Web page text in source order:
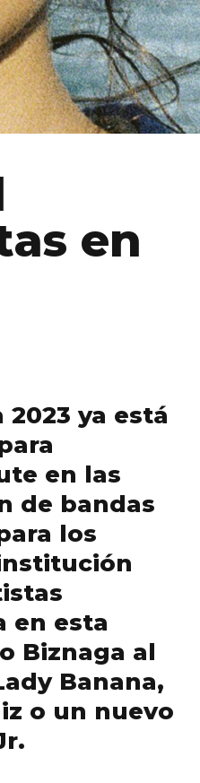
en
ya está
en las
de bandas
los
en esta
Biznaga al
Banana,
o un nuevo